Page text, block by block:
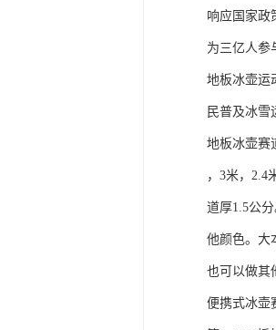
响应国家政
为三亿人参
地板冰壶运
民普及冰雪
地板冰壶赛
，3米，2.4
道厚1.5公
他颜色。大
也可以做其
便携式冰壶